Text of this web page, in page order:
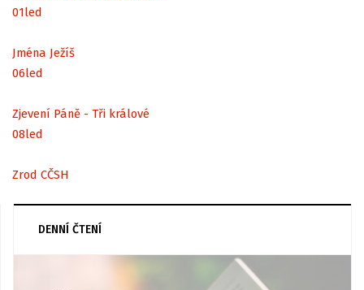
01led
Jména Ježíš
06led
Zjevení Páně - Tři králové
08led
Zrod CČSH
DENNÍ ČTENÍ